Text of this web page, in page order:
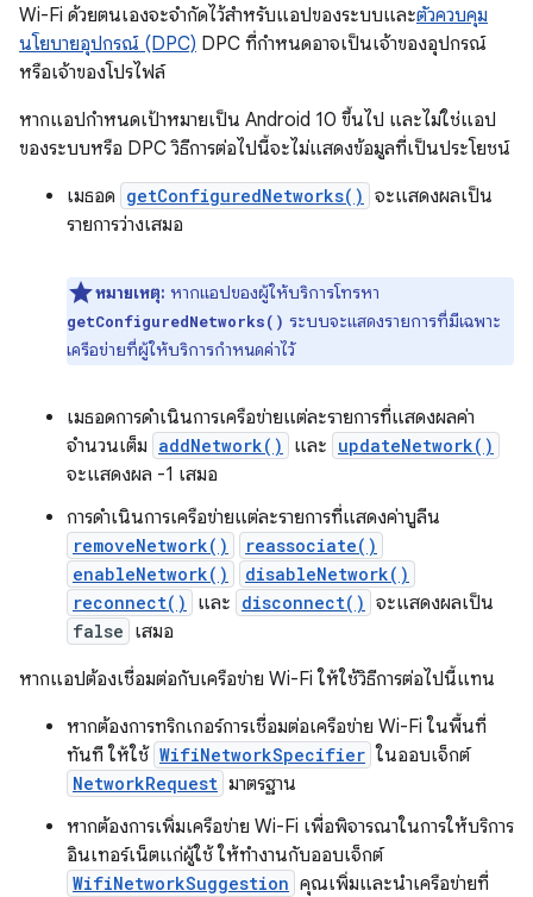
Wi-Fi ด้วยตนเองจะจำกัดไว้สำหรับแอปของระบบและตัวควบคุม
นโยบายอุปกรณ์ (DPC) DPC ที่กำหนดอาจเป็นเจ้าของอุปกรณ์
หรือเจ้าของโปรไฟล์
หากแอปกำหนดเป้าหมายเป็น Android 10 ขึ้นไป และไม่ใช่แอป
ของระบบหรือ DPC วิธีการต่อไปนี้จะไม่แสดงข้อมูลที่เป็นประโยชน์
เมธอด getConfiguredNetworks() จะแสดงผลเป็น
รายการว่างเสมอ
หมายเหตุ: หากแอปของผู้ให้บริการโทรหา
getConfiguredNetworks() ระบบจะแสดงรายการที่มีเฉพาะ
เครือข่ายที่ผู้ให้บริการกำหนดค่าไว้
เมธอดการดำเนินการเครือข่ายแต่ละรายการที่แสดงผลค่า
จำนวนเต็ม addNetwork() และ updateNetwork()
จะแสดงผล -1 เสมอ
การดำเนินการเครือข่ายแต่ละรายการที่แสดงค่าบูลีน
removeNetwork()
reassociate()
enableNetwork()
disableNetwork()
reconnect()
และ disconnect() จะแสดงผลเป็น
false เสมอ
หากแอปต้องเชื่อมต่อกับเครือข่าย Wi-Fi ให้ใช้วิธีการต่อไปนี้แทน
หากต้องการทริกเกอร์การเชื่อมต่อเครือข่าย Wi-Fi ในพื้นที่
ทันที ให้ใช้ WifiNetworkSpecifier ในออบเจ็กต์
NetworkRequest มาตรฐาน
หากต้องการเพิ่มเครือข่าย Wi-Fi เพื่อพิจารณาในการให้บริการ
อินเทอร์เน็ตแก่ผู้ใช้ ให้ทำงานกับออบเจ็กต์
WifiNetworkSuggestion คุณเพิ่มและนำเครือข่ายที่